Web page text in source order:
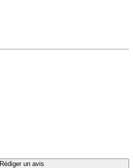
Rédiger un avis